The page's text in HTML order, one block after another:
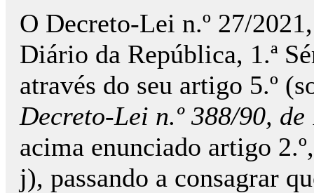
O Decreto-Lei n.º 27/
Diário da República, 1.ª
através do seu artigo 5.º
Decreto-Lei n.º 388/90, de
acima enunciado artigo
j), passando a consagrar